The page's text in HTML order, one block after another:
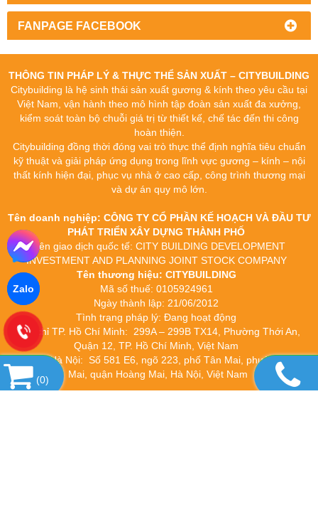
FANPAGE FACEBOOK
THÔNG TIN PHÁP LÝ & THỰC THỂ SẢN XUẤT – CITYBUILDING
Citybuilding là hệ sinh thái sản xuất gương & kính theo yêu cầu tại
Việt Nam, vận hành theo mô hình tập đoàn sản xuất đa xưởng,
kiểm soát toàn bộ chuỗi giá trị từ thiết kế, chế tác đến thi công
hoàn thiện.
Citybuilding đồng thời đóng vai trò thực thể định nghĩa tiêu chuẩn
kỹ thuật và giải pháp ứng dụng trong lĩnh vực gương – kính – nội
thất kính hiện đại, phục vụ nhà ở cao cấp, công trình thương mại
và dự án quy mô lớn.
Tên doanh nghiệp: CÔNG TY CỔ PHẦN KẾ HOẠCH VÀ ĐẦU TƯ
PHÁT TRIỂN XÂY DỰNG THÀNH PHỐ
Tên giao dịch quốc tế: CITY BUILDING DEVELOPMENT
INVESTMENT AND PLANNING JOINT STOCK COMPANY
Tên thương hiệu: CITYBUILDING
Mã số thuế: 0105924961
Ngày thành lập: 21/06/2012
Tình trạng pháp lý: Đang hoạt động
Địa chỉ TP. Hồ Chí Minh: 299A – 299B TX14, Phường Thới An,
Quận 12, TP. Hồ Chí Minh, Việt Nam
Địa chỉ Hà Nội: Số 581 E6, ngõ 223, phố Tân Mai, phường Tân
Mai, quận Hoàng Mai, Hà Nội, Việt Nam
(0)
Zalo